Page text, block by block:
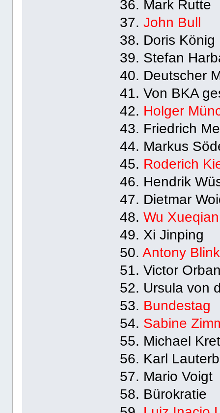
36. Mark Rutte
37.John Bull
38. Doris König
39. Stefan
40. Deutscher
41. Von BKA
42. Holger
43. Friedrich
44. Markus
45. Roderich
46. Hendrik
47. Dietmar
48.Wu Xueqian
49. Xi Jinping
50.Antony
51. Victor
52. Ursula von
53. Bundestag
54. Sabine
55. Michael
56. Karl
57. Mario Voigt
58. Bürokratie